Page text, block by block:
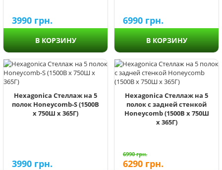
3990 грн.
В КОРЗИНУ
6990 грн.
В КОРЗИНУ
Hexagonica Стеллаж на 5
полок Honeycomb-S (1500В
х 750Ш х 365Г)
3990 грн.
Hexagonica Стеллаж на 5
полок с задней стенкой
Honeycomb (1500В х 750Ш
х 365Г)
6990грн.
6290 грн.